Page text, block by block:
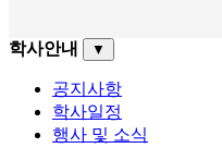
학사안내 ▼
공지사항
학사일정
행사 및 소식